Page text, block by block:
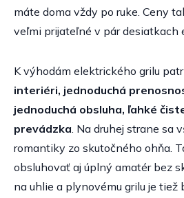
máte doma vždy po ruke. Ceny
veľmi prijateľné v pár desiatkach
K výhodám elektrického grilu
interiéri, jednoduchá
jednoduchá obsluha, ľahké
prevádzka. Na druhej strane sa
romantiky zo skutočného ohňa.
obsluhovať aj úplný amatér bez
na uhlie a plynovému grilu je tiež